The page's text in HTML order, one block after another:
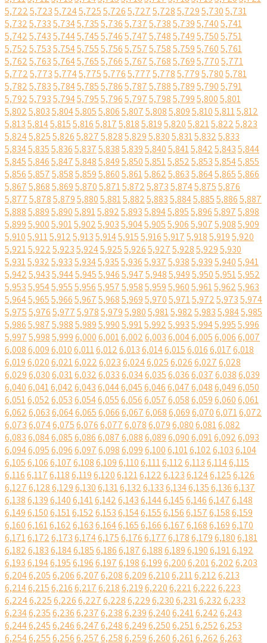
5,7225,7235,7245,7255,7265,7275,7285,7295,7305,731
5,7325,7335,7345,7355,7365,7375,7385,7395,7405,741
5,7425,7435,7445,7455,7465,7475,7485,7495,7505,751
5,7525,7535,7545,7555,7565,7575,7585,7595,7605,761
5,7625,7635,7645,7655,7665,7675,7685,7695,7705,771
5,7725,7735,7745,7755,7765,7775,7785,7795,7805,781
5,7825,7835,7845,7855,7865,7875,7885,7895,7905,791
5,7925,7935,7945,7955,7965,7975,7985,7995,8005,801
5,8025,8035,8045,8055,8065,8075,8085,8095,8105,8115,812
5,8135,8145,8155,8165,8175,8185,8195,8205,8215,8225,823
5,8245,8255,8265,8275,8285,8295,8305,8315,8325,833
5,8345,8355,8365,8375,8385,8395,8405,8415,8425,8435,844
5,8455,8465,8475,8485,8495,8505,8515,8525,8535,8545,855
5,8565,8575,8585,8595,8605,8615,8625,8635,8645,8655,866
5,8675,8685,8695,8705,8715,8725,8735,8745,8755,876
5,8775,8785,8795,8805,8815,8825,8835,8845,8855,8865,887
5,8885,8895,8905,8915,8925,8935,8945,8955,8965,8975,898
5,8995,9005,9015,9025,9035,9045,9055,9065,9075,9085,909
5,9105,9115,9125,9135,9145,9155,9165,9175,9185,9195,920
5,9215,9225,9235,9245,9255,9265,9275,9285,9295,930
5,9315,9325,9335,9345,9355,9365,9375,9385,9395,9405,941
5,9425,9435,9445,9455,9465,9475,9485,9495,9505,9515,952
5,9535,9545,9555,9565,9575,9585,9595,9605,9615,9625,963
5,9645,9655,9665,9675,9685,9695,9705,9715,9725,9735,974
5,9755,9765,9775,9785,9795,9805,9815,9825,9835,9845,985
5,9865,9875,9885,9895,9905,9915,9925,9935,9945,9955,996
5,9975,9985,9996,0006,0016,0026,0036,0046,0056,0066,007
6,0086,0096,0106,0116,0126,0136,0146,0156,0166,0176,018
6,0196,0206,0216,0226,0236,0246,0256,0266,0276,028
6,0296,0306,0316,0326,0336,0346,0356,0366,0376,0386,039
6,0406,0416,0426,0436,0446,0456,0466,0476,0486,0496,050
6,0516,0526,0536,0546,0556,0566,0576,0586,0596,0606,061
6,0626,0636,0646,0656,0666,0676,0686,0696,0706,0716,072
6,0736,0746,0756,0766,0776,0786,0796,0806,0816,082
6,0836,0846,0856,0866,0876,0886,0896,0906,0916,0926,093
6,0946,0956,0966,0976,0986,0996,1006,1016,1026,1036,104
6,1056,1066,1076,1086,1096,1106,1116,1126,1136,1146,115
6,1166,1176,1186,1196,1206,1216,1226,1236,1246,1256,126
6,1276,1286,1296,1306,1316,1326,1336,1346,1356,1366,137
6,1386,1396,1406,1416,1426,1436,1446,1456,1466,1476,148
6,1496,1506,1516,1526,1536,1546,1556,1566,1576,1586,159
6,1606,1616,1626,1636,1646,1656,1666,1676,1686,1696,170
6,1716,1726,1736,1746,1756,1766,1776,1786,1796,1806,181
6,1826,1836,1846,1856,1866,1876,1886,1896,1906,1916,192
6,1936,1946,1956,1966,1976,1986,1996,2006,2016,2026,203
6,2046,2056,2066,2076,2086,2096,2106,2116,2126,213
6,2146,2156,2166,2176,2186,2196,2206,2216,2226,223
6,2246,2256,2266,2276,2286,2296,2306,2316,2326,233
6,2346,2356,2366,2376,2386,2396,2406,2416,2426,243
6,2446,2456,2466,2476,2486,2496,2506,2516,2526,253
6,2546,2556,2566,2576,2586,2596,2606,2616,2626,263